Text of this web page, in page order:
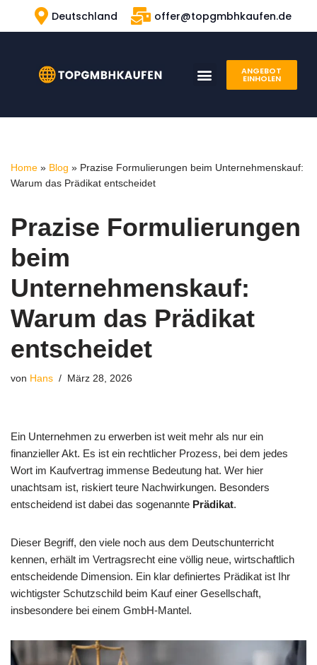
springen
Deutschland offer@topgmbhkaufen.de
ANGEBOT
EINHOLEN
Home » Blog » Prazise Formulierungen beim Unternehmenskauf:
Warum das Prädikat entscheidet
Prazise Formulierungen
beim
Unternehmenskauf:
Warum das Prädikat
entscheidet
von Hans März 28, 2026
Ein Unternehmen zu erwerben ist weit mehr als nur ein
finanzieller Akt. Es ist ein rechtlicher Prozess, bei dem jedes
Wort im Kaufvertrag immense Bedeutung hat. Wer hier
unachtsam ist, riskiert teure Nachwirkungen. Besonders
entscheidend ist dabei das sogenannte Prädikat.
Dieser Begriff, den viele noch aus dem Deutschunterricht
kennen, erhält im Vertragsrecht eine völlig neue, wirtschaftlich
entscheidende Dimension. Ein klar definiertes Prädikat ist Ihr
wichtigster Schutzschild beim Kauf einer Gesellschaft,
insbesondere bei einem GmbH-Mantel.